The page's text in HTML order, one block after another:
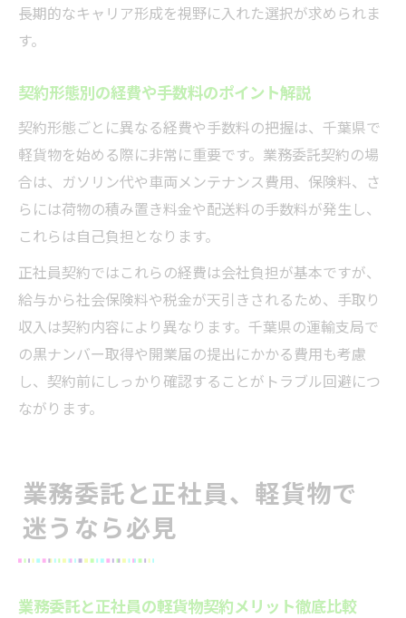
長期的なキャリア形成を視野に入れた選択が求められま
す。
契約形態別の経費や手数料のポイント解説
契約形態ごとに異なる経費や手数料の把握は、千葉県で
軽貨物を始める際に非常に重要です。業務委託契約の場
合は、ガソリン代や車両メンテナンス費用、保険料、さ
らには荷物の積み置き料金や配送料の手数料が発生し、
これらは自己負担となります。
正社員契約ではこれらの経費は会社負担が基本ですが、
給与から社会保険料や税金が天引きされるため、手取り
収入は契約内容により異なります。千葉県の運輸支局で
の黒ナンバー取得や開業届の提出にかかる費用も考慮
し、契約前にしっかり確認することがトラブル回避につ
ながります。
業務委託と正社員、軽貨物で
迷うなら必見
業務委託と正社員の軽貨物契約メリット徹底比較